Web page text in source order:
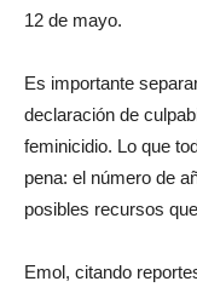
12 de mayo.
Es importante
declaración de
feminicidio. Lo que
pena: el número de
posibles recursos
Emol, citando